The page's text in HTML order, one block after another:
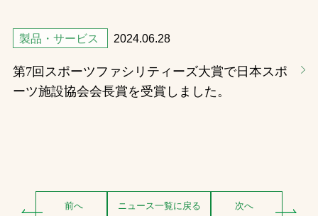
製品・サービス 2024.06.28
第7回スポーツファシリティーズ大賞で日本スポ
ーツ施設協会会長賞を受賞しました。
前へ ニュース一覧に戻る 次へ